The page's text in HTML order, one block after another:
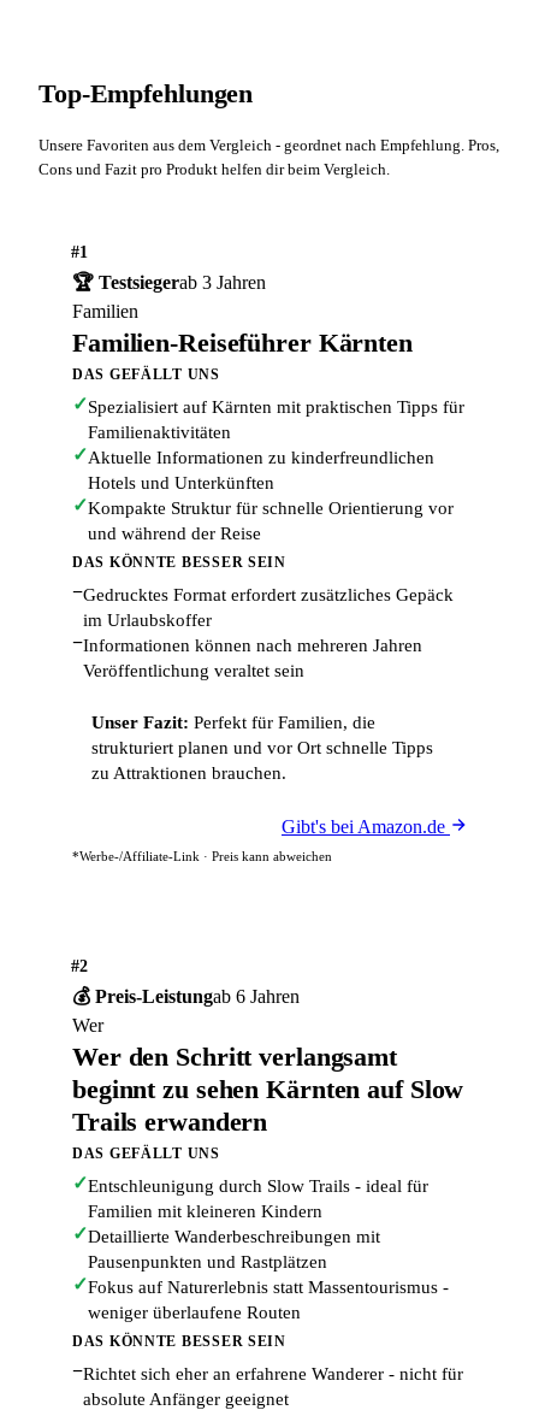
Top-Empfehlungen
Unsere Favoriten aus dem Vergleich - geordnet nach Empfehlung. Pros,
Cons und Fazit pro Produkt helfen dir beim Vergleich.
#1
🏆 Testsiegerab 3 Jahren
Familien
Familien-Reiseführer Kärnten
DAS GEFÄLLT UNS
✓Spezialisiert auf Kärnten mit praktischen Tipps für
Familienaktivitäten
✓Aktuelle Informationen zu kinderfreundlichen
Hotels und Unterkünften
✓Kompakte Struktur für schnelle Orientierung vor
und während der Reise
DAS KÖNNTE BESSER SEIN
−Gedrucktes Format erfordert zusätzliches Gepäck
im Urlaubskoffer
−Informationen können nach mehreren Jahren
Veröffentlichung veraltet sein
Unser Fazit: Perfekt für Familien, die
strukturiert planen und vor Ort schnelle Tipps
zu Attraktionen brauchen.
Gibt's bei Amazon.de
*Werbe-/Affiliate-Link · Preis kann abweichen
#2
💰 Preis-Leistungab 6 Jahren
Wer
Wer den Schritt verlangsamt
beginnt zu sehen Kärnten auf Slow
Trails erwandern
DAS GEFÄLLT UNS
✓Entschleunigung durch Slow Trails - ideal für
Familien mit kleineren Kindern
✓Detaillierte Wanderbeschreibungen mit
Pausenpunkten und Rastplätzen
✓Fokus auf Naturerlebnis statt Massentourismus -
weniger überlaufene Routen
DAS KÖNNTE BESSER SEIN
−Richtet sich eher an erfahrene Wanderer - nicht für
absolute Anfänger geeignet